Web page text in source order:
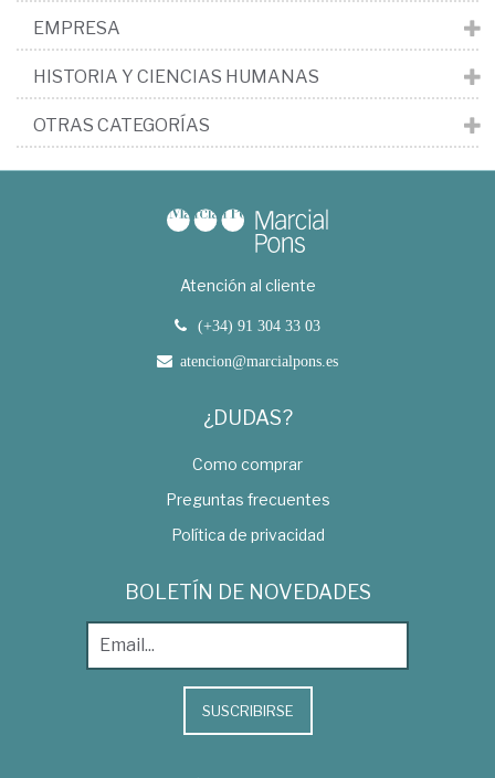
EMPRESA
HISTORIA Y CIENCIAS HUMANAS
OTRAS CATEGORÍAS
Atención al cliente
(+34) 91 304 33 03
atencion@marcialpons.es
¿DUDAS?
Como comprar
Preguntas frecuentes
Política de privacidad
BOLETÍN DE NOVEDADES
SUSCRIBIRSE